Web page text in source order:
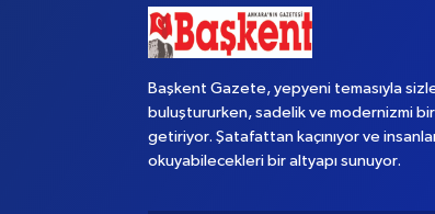
Başkent Gazete, yepyeni temasıyla
buluştururken, sadelik ve modernizmi
getiriyor. Şatafattan kaçınıyor ve
okuyabilecekleri bir altyapı sunuyor.